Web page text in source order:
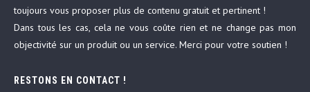
toujours vous proposer plus de contenu gratuit et pertinent !
Dans tous les cas, cela ne vous coûte rien et ne change pas mon
objectivité sur un produit ou un service. Merci pour votre soutien !
RESTONS EN CONTACT !